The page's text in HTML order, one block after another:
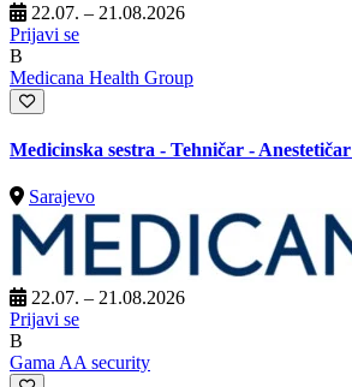
22.07. – 21.08.2026
Prijavi se
B
Medicana Health Group
Medicinska sestra - Tehničar - Anestetičar
Sarajevo
22.07. – 21.08.2026
Prijavi se
B
Gama AA security